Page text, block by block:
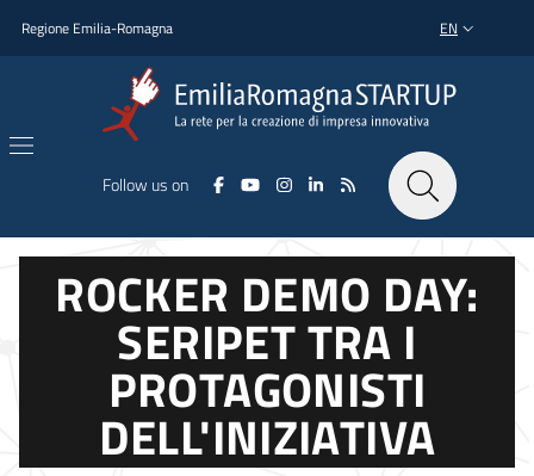
Regione Emilia-Romagna LANGUAGE
EN
Follow us on
ROCKER DEMO DAY:
SERIPET TRA I
PROTAGONISTI
DELL'INIZIATIVA